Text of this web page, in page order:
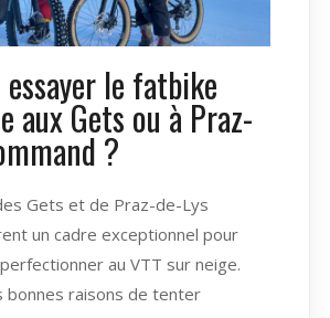
le fatbike
aux Gets ou à Praz-
?
Gets et de Praz-de-Lys
un cadre exceptionnel pour
au VTT sur neige.
bonnes raisons de tenter